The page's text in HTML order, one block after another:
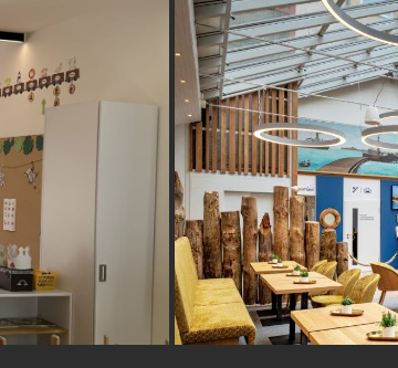
werden (z. B. IP-Adressen), z. B. für
oder Anzeigen- und Inhaltsmessung. Weitere
Verwendung Ihrer Daten finden Sie in unserer
finden Sie eine Übersicht über alle verwendeten
Einwilligung zu ganzen Kategorien geben oder
anzeigen lassen und so nur bestimmte
Alle akzeptieren
Einstellungen speichern
(2)
Cookies ermöglichen grundlegende Funktionen
Funktion der Website erforderlich.